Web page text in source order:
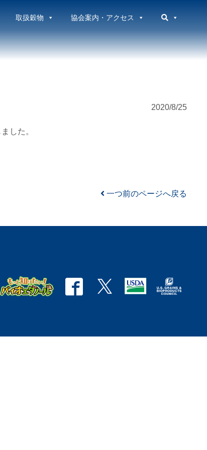
取扱穀物 協会案内・アクセス
2020/8/25
した。
一つ前のページへ戻る